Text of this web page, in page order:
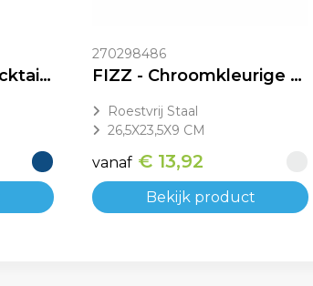
VINGA Story of mocktail gift box
270298486
FIZZ - Chroomkleurige cocktailset
Roestvrij Staal
26,5X23,5X9 CM
vanaf € 13,92
Bekijk product